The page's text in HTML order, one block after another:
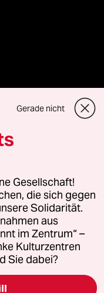
oder für Genehmigungen
Richtlinien
AGB
(Ads)
Gerade nicht
Gesellschaft!
die sich gegen
Solidarität.
aus
im Zentrum“ –
Kulturzentren
Sie dabei?